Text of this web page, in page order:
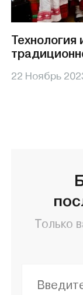
Технология
22 Ноябрь
Только